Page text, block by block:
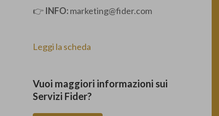
👉INFO:marketing@fider.com
Leggi la scheda
Vuoi maggiori informazioni sui
Servizi Fider?